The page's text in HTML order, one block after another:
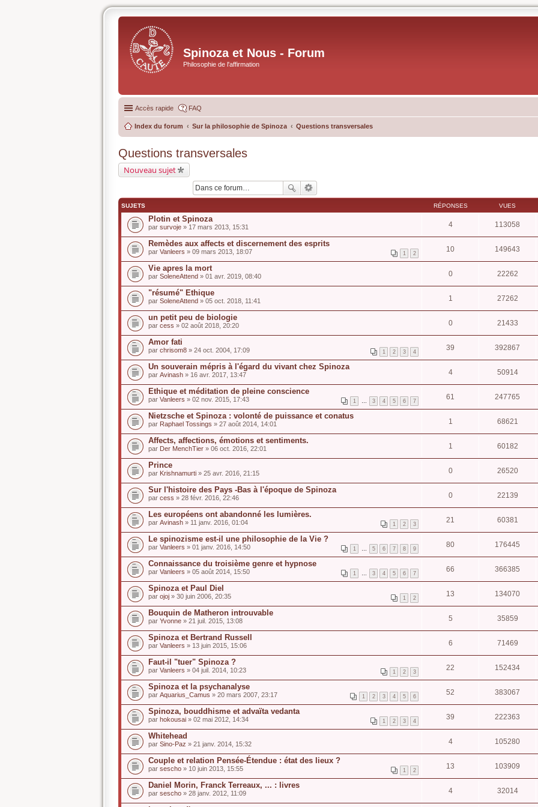
Spinoza et Nous - Forum
Philosophie de l'affirmation
Accès rapide FAQ
Index du forum Sur la philosophie de Spinoza Questions transversales
Questions transversales
Nouveau sujet
SUJETS RÉPONSES VUES
Plotin et Spinoza
par survoje » 17 mars 2013, 15:31 4 113058
Remèdes aux affects et discernement des esprits
1 2
par Vanleers » 09 mars 2013, 18:07 10 149643
Vie apres la mort
par SoleneAttend » 01 avr. 2019, 08:40 0 22262
"résumé" Ethique
par SoleneAttend » 05 oct. 2018, 11:41 1 27262
un petit peu de biologie
par cess » 02 août 2018, 20:20 0 21433
Amor fati
1 2 3 4
par chrisom8 » 24 oct. 2004, 17:09 39 392867
Un souverain mépris à l'égard du vivant chez Spinoza
par Avinash » 16 avr. 2017, 13:47 4 50914
Ethique et méditation de pleine conscience
1 … 3 4 5 6 7
par Vanleers » 02 nov. 2015, 17:43 61 247765
Nietzsche et Spinoza : volonté de puissance et conatus
par Raphael Tossings » 27 août 2014, 14:01 1 68621
Affects, affections, émotions et sentiments.
par Der MenchTier » 06 oct. 2016, 22:01 1 60182
Prince
par Krishnamurti » 25 avr. 2016, 21:15 0 26520
Sur l'histoire des Pays -Bas à l'époque de Spinoza
par cess » 28 févr. 2016, 22:46 0 22139
Les européens ont abandonné les lumières.
1 2 3
par Avinash » 11 janv. 2016, 01:04 21 60381
Le spinozisme est-il une philosophie de la Vie ?
1 … 5 6 7 8 9
par Vanleers » 01 janv. 2016, 14:50 80 176445
Connaissance du troisième genre et hypnose
1 … 3 4 5 6 7
par Vanleers » 05 août 2014, 15:50 66 366385
Spinoza et Paul Diel
1 2
par ojoj » 30 juin 2006, 20:35 13 134070
Bouquin de Matheron introuvable
par Yvonne » 21 juil. 2015, 13:08 5 35859
Spinoza et Bertrand Russell
par Vanleers » 13 juin 2015, 15:06 6 71469
Faut-il "tuer" Spinoza ?
1 2 3
par Vanleers » 04 juil. 2014, 10:23 22 152434
Spinoza et la psychanalyse
1 2 3 4 5 6
par Aquarius_Camus » 20 mars 2007, 23:17 52 383067
Spinoza, bouddhisme et advaïta vedanta
1 2 3 4
par hokousai » 02 mai 2012, 14:34 39 222363
Whitehead
par Sino-Paz » 21 janv. 2014, 15:32 4 105280
Couple et relation Pensée-Étendue : état des lieux ?
1 2
par sescho » 10 juin 2013, 15:55 13 103909
Daniel Morin, Franck Terreaux, ... : livres
par sescho » 28 janv. 2012, 11:09 4 32014